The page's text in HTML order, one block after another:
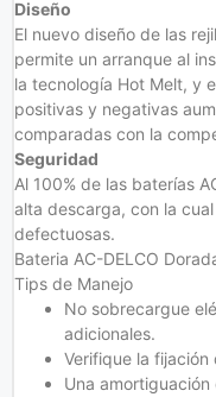
Diseño
El nuevo diseño de las
permite un arranque al
la tecnología Hot Melt, y
positivas y negativas
comparadas con la
Seguridad
Al 100% de las baterías
alta descarga, con la
defectuosas.
Bateria AC-DELCO
Tips de Manejo
No sobrecargue
adicionales.
Verifique la fijación
Una